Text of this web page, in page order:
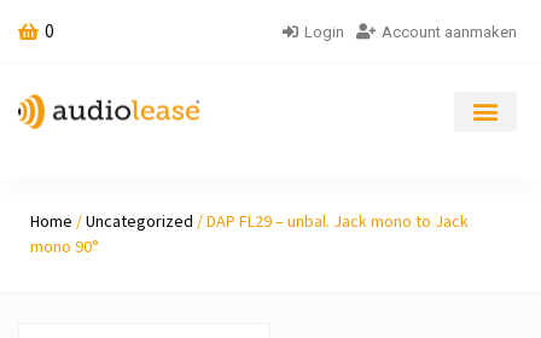
0 Login Account aanmaken
Home /Uncategorized / DAP FL29 – unbal. Jack mono to Jack
mono 90°